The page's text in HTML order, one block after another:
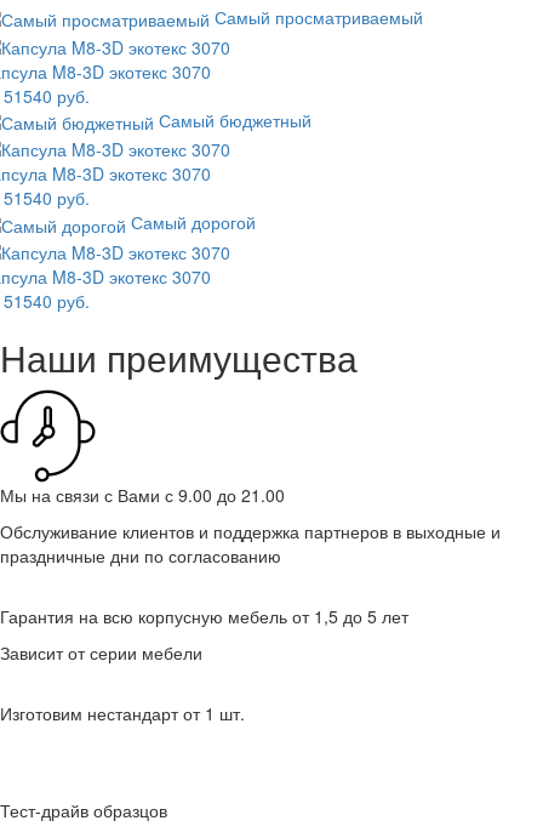
Самый просматриваемый
M8-3D экотекс 3070
51540 руб.
Самый бюджетный
M8-3D экотекс 3070
51540 руб.
Самый дорогой
M8-3D экотекс 3070
51540 руб.
Наши преимущества
Мы на связи с Вами с 9.00 до 21.00
Обслуживание клиентов и поддержка партнеров в выходные и
праздничные дни по согласованию
Гарантия на всю корпусную мебель от 1,5 до 5 лет
Зависит от серии мебели
Изготовим нестандарт от 1 шт.
Тест-драйв образцов